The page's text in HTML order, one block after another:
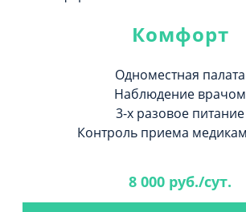
Комфорт
Одноместная палата
Наблюдение врачом
3-х разовое питание
Контроль приема
8 000 руб./сут.